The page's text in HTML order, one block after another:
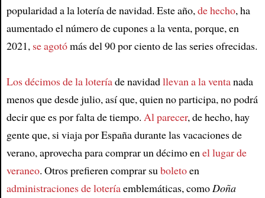
popularidad a la lotería de navidad. Este año,de hecho, ha
aumentado el número de cupones a la venta, porque, en
2021, se agotómás del 90 por ciento de las series ofrecidas.
Los décimos de la loteríade navidadllevan a la ventanada
menos que desde julio, así que, quien no participa, no podrá
decir que es por falta de tiempo. Al parecer, de hecho, hay
gente que, si viaja por España durante las vacaciones de
verano, aprovecha para comprar un décimo enel lugar de
veraneo. Otros prefieren comprar suboletoen
administraciones de loteríaemblemáticas, comoDoña